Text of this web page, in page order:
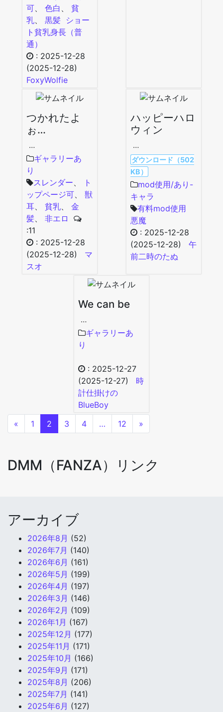
可、 色白
貧
乳、 黒髪
ショー
ト 貧乳身長（普
通）
: 2025-12-28
(2025-12-28)
FoxyWolfie
つかれたよ
ぉ…
…
ギャラリーあ
り
スレンダー
ト
ップページ可、 獣
耳、 貧乳、 金
髪、 非エロ
:11
: 2025-12-28
(2025-12-28)
マ
スオ
ハッピーハロ
ウィン
…
ダウンロード（502
KB）
mod使用/あり-
キャラ
有料mod使用
悪魔
: 2025-12-28
(2025-12-28)
午
前二時のたぬ
We can be
…
ギャラリーあ
り
: 2025-12-27
(2025-12-27)
時
計仕掛けの
BlueBoy
«
1 2 3 4 … 12 »
DMM（FANZA）リンク
アーカイブ
2026年8月 (52)
2026年7月 (140)
2026年6月 (161)
2026年5月 (199)
2026年4月 (197)
2026年3月 (146)
2026年2月 (109)
2026年1月 (167)
2025年12月 (177)
2025年11月 (171)
2025年10月 (166)
2025年9月 (171)
2025年8月 (206)
2025年7月 (141)
2025年6月 (127)